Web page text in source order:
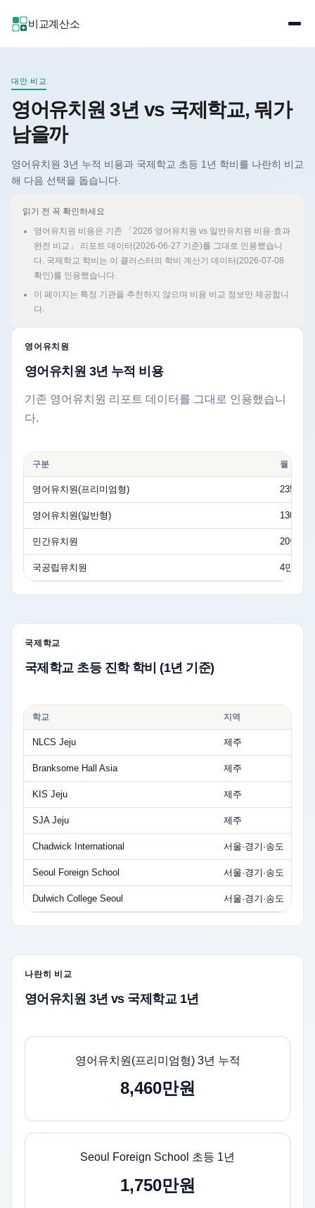
비교계산소
대안 비교
영어유치원 3년 vs 국제학교, 뭐가
남을까
영어유치원 3년 누적 비용과 국제학교 초등 1년 학비를 나란히 비교
해 다음 선택을 돕습니다.
읽기 전 꼭 확인하세요
영어유치원 비용은 기존 「2026 영어유치원 vs 일반유치원 비용·효과
완전 비교」 리포트 데이터(2026-06-27 기준)를 그대로 인용했습니
다. 국제학교 학비는 이 클러스터의 학비 계산기 데이터(2026-07-08
확인)를 인용했습니다.
이 페이지는 특정 기관을 추천하지 않으며 비용 비교 정보만 제공합니
다.
영어유치원
영어유치원 3년 누적 비용
기존 영어유치원 리포트 데이터를 그대로 인용했습니
다.
구분 월 순부
영어유치원(프리미엄형) 235만원
영어유치원(일반형) 130만원
민간유치원 20만원
국공립유치원 4만원
국제학교
국제학교 초등 진학 학비 (1년 기준)
학교 지역
NLCS Jeju 제주
Branksome Hall Asia 제주
KIS Jeju 제주
SJA Jeju 제주
Chadwick International 서울·경기·송도
Seoul Foreign School 서울·경기·송도
Dulwich College Seoul 서울·경기·송도
나란히 비교
영어유치원 3년 vs 국제학교 1년
영어유치원(프리미엄형) 3년 누적
8,460만원
Seoul Foreign School 초등 1년
1,750만원